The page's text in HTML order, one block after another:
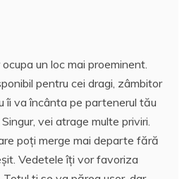
un loc mai proeminent.
pentru cei dragi, zâmbitor
îi va încânta pe partenerul tău
vei atrage multe priviri.
poți merge mai departe fără
Vedetele îți vor favoriza